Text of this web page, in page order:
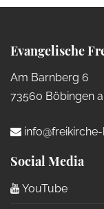
Evangelische
Am Barnberg 6
73560 Böbingen
Social Media
YouTube